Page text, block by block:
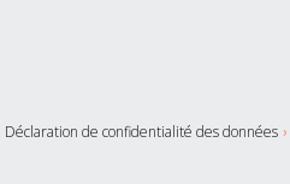
Déclaration de confidentialité des données